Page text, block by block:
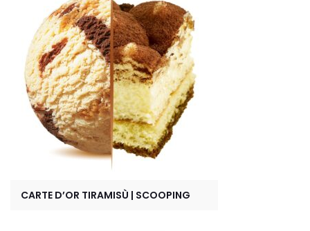
CARTE D’OR TIRAMISÙ | SCOOPING